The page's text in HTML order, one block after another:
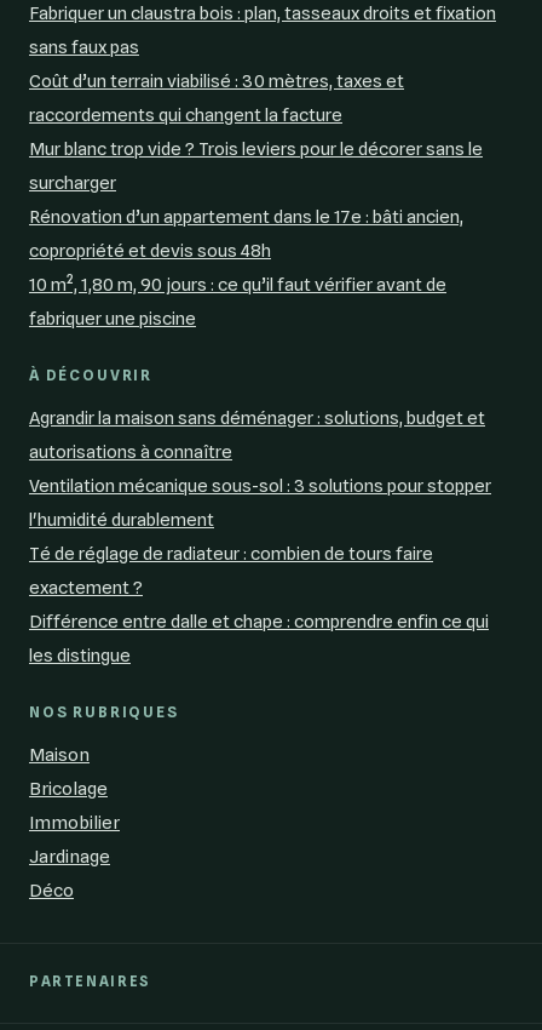
Fabriquer un claustra bois : plan, tasseaux droits et fixation
sans faux pas
Coût d’un terrain viabilisé : 30 mètres, taxes et
raccordements qui changent la facture
Mur blanc trop vide ? Trois leviers pour le décorer sans le
surcharger
Rénovation d’un appartement dans le 17e : bâti ancien,
copropriété et devis sous 48h
10 m², 1,80 m, 90 jours : ce qu’il faut vérifier avant de
fabriquer une piscine
À DÉCOUVRIR
Agrandir la maison sans déménager : solutions, budget et
autorisations à connaître
Ventilation mécanique sous-sol : 3 solutions pour stopper
l'humidité durablement
Té de réglage de radiateur : combien de tours faire
exactement ?
Différence entre dalle et chape : comprendre enfin ce qui
les distingue
NOS RUBRIQUES
Maison
Bricolage
Immobilier
Jardinage
Déco
PARTENAIRES